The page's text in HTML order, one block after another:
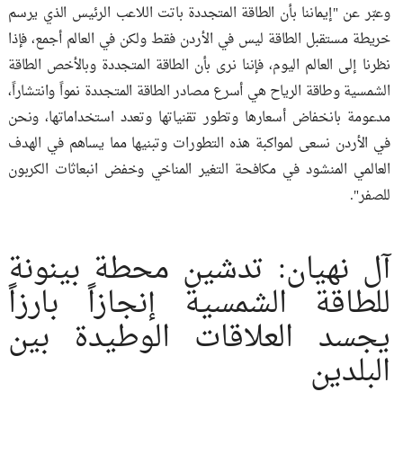
وعبّر عن "إيماننا بأن الطاقة المتجددة باتت اللاعب الرئيس الذي يرسم
خريطة مستقبل الطاقة ليس في الأردن فقط ولكن في العالم أجمع، فإذا
نظرنا إلى العالم اليوم، فإننا نرى بأن الطاقة المتجددة وبالأخص الطاقة
الشمسية وطاقة الرياح هي أسرع مصادر الطاقة المتجددة نمواً وانتشاراً،
مدعومة بانخفاض أسعارها وتطور تقنياتها وتعدد استخداماتها، ونحن
في الأردن نسعى لمواكبة هذه التطورات وتبنيها مما يساهم في الهدف
العالمي المنشود في مكافحة التغير المناخي وخفض انبعاثات الكربون
للصفر".
آل نهيان: تدشين محطة بينونة
للطاقة الشمسية إنجازاً بارزاً
يجسد العلاقات الوطيدة بين
البلدين